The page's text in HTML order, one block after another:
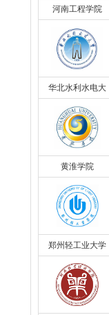
河南工程学院
华北水利水电大
学
黄淮学院
郑州轻工业大学